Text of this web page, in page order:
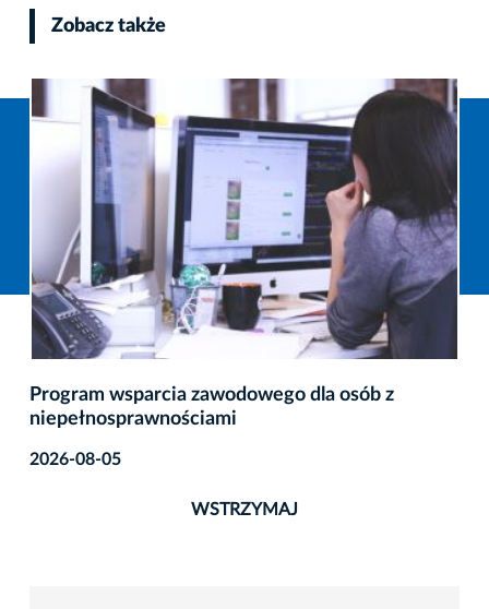
Zobacz także
TAURON Arena Kraków – podsumowanie
pierwszej połowy 2026 r.
2026-08-04
WSTRZYMAJ